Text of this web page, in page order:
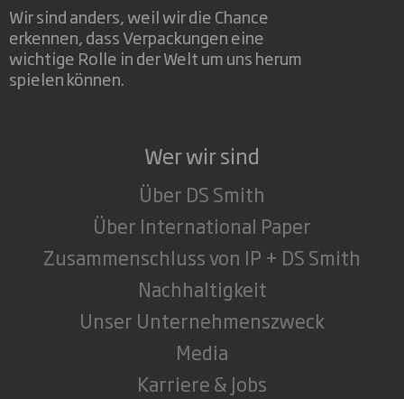
Wir sind anders, weil wir die Chance
erkennen, dass Verpackungen eine
wichtige Rolle in der Welt um uns herum
spielen können.
Wer wir sind
Über DS Smith
Über International Paper
Zusammenschluss von IP + DS Smith
Nachhaltigkeit
Unser Unternehmenszweck
Media
Karriere & Jobs